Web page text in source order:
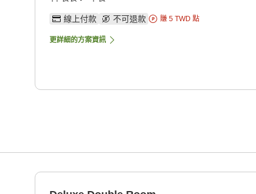
線上付款 不可退款 賺 5 TWD 點
更詳細的方案資訊